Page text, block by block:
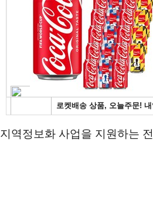
역정보화 사업을 지원하는